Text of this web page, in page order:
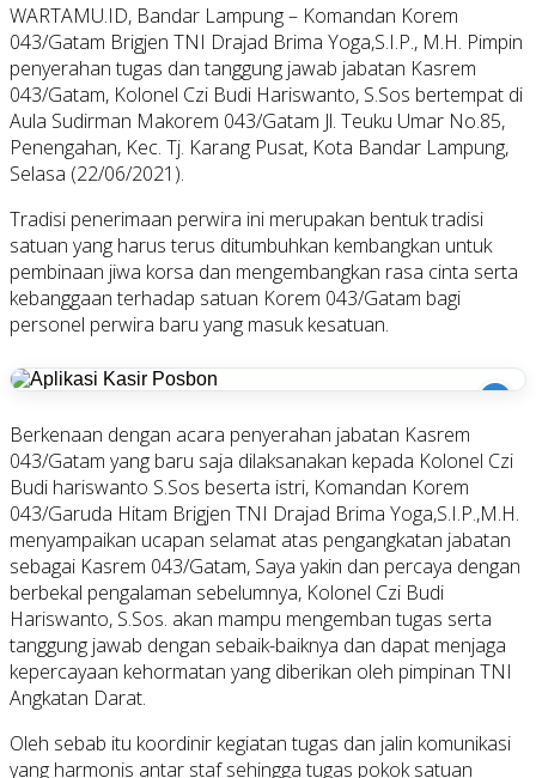
WARTAMU.ID, Bandar Lampung – Komandan Korem
043/Gatam Brigjen TNI Drajad Brima Yoga,S.I.P., M.H. Pimpin
penyerahan tugas dan tanggung jawab jabatan Kasrem
043/Gatam, Kolonel Czi Budi Hariswanto, S.Sos bertempat di
Aula Sudirman Makorem 043/Gatam Jl. Teuku Umar No.85,
Penengahan, Kec. Tj. Karang Pusat, Kota Bandar Lampung,
Selasa (22/06/2021).
Tradisi penerimaan perwira ini merupakan bentuk tradisi
satuan yang harus terus ditumbuhkan kembangkan untuk
pembinaan jiwa korsa dan mengembangkan rasa cinta serta
kebanggaan terhadap satuan Korem 043/Gatam bagi
personel perwira baru yang masuk kesatuan.
i
Berkenaan dengan acara penyerahan jabatan Kasrem
043/Gatam yang baru saja dilaksanakan kepada Kolonel Czi
Budi hariswanto S.Sos beserta istri, Komandan Korem
043/Garuda Hitam Brigjen TNI Drajad Brima Yoga,S.I.P.,M.H.
menyampaikan ucapan selamat atas pengangkatan jabatan
sebagai Kasrem 043/Gatam, Saya yakin dan percaya dengan
berbekal pengalaman sebelumnya, Kolonel Czi Budi
Hariswanto, S.Sos. akan mampu mengemban tugas serta
tanggung jawab dengan sebaik-baiknya dan dapat menjaga
kepercayaan kehormatan yang diberikan oleh pimpinan TNI
Angkatan Darat.
Oleh sebab itu koordinir kegiatan tugas dan jalin komunikasi
yang harmonis antar staf sehingga tugas pokok satuan